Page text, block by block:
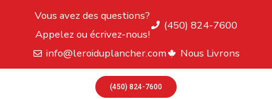
Vous avez des questions?
Appelez ou écrivez-nous!
(450) 824-7600
info@leroiduplancher.com Nous Livrons
(450) 824-7600